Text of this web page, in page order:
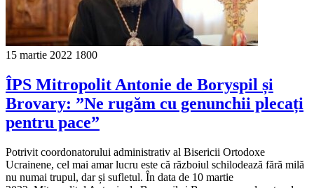
15 martie 2022 1800
ÎPS Mitropolit Antonie de Boryspil și
Brovary: ”Ne rugăm cu genunchii plecați
pentru pace”
Potrivit coordonatorului administrativ al Bisericii Ortodoxe
Ucrainene, cel mai amar lucru este că războiul schilodează fără milă
nu numai trupul, dar și sufletul. În data de 10 martie